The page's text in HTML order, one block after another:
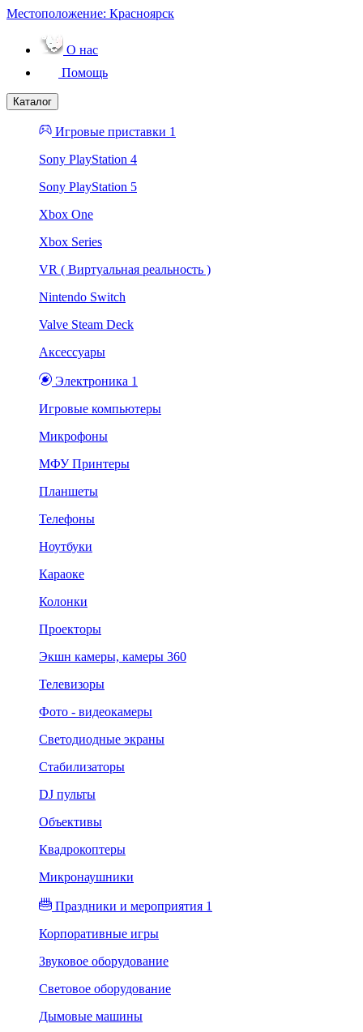
Местоположение: Красноярск
О нас
Помощь
Каталог
Игровые приставки 1
Sony PlayStation 4
Sony PlayStation 5
Xbox One
Xbox Series
VR ( Виртуальная реальность )
Nintendo Switch
Valve Steam Deck
Аксессуары
Электроника 1
Игровые компьютеры
Микрофоны
МФУ Принтеры
Планшеты
Телефоны
Ноутбуки
Караоке
Колонки
Проекторы
Экшн камеры, камеры 360
Телевизоры
Фото - видеокамеры
Светодиодные экраны
Стабилизаторы
DJ пульты
Объективы
Квадрокоптеры
Микронаушники
Праздники и мероприятия 1
Корпоративные игры
Звуковое оборудование
Световое оборудование
Дымовые машины